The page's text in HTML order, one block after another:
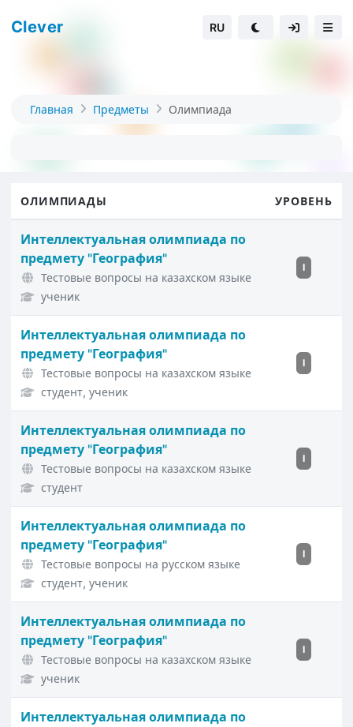
Clever RU
Главная Предметы Олимпиада
ОЛИМПИАДЫ УРОВЕНЬ
Интеллектуальная олимпиада по
предмету "География"
Тестовые вопросы на казахском языке
ученик
I
Интеллектуальная олимпиада по
предмету "География"
Тестовые вопросы на казахском языке
студент, ученик
I
Интеллектуальная олимпиада по
предмету "География"
Тестовые вопросы на казахском языке
студент
I
Интеллектуальная олимпиада по
предмету "География"
Тестовые вопросы на русском языке
студент, ученик
I
Интеллектуальная олимпиада по
предмету "География"
Тестовые вопросы на казахском языке
ученик
I
Интеллектуальная олимпиада по